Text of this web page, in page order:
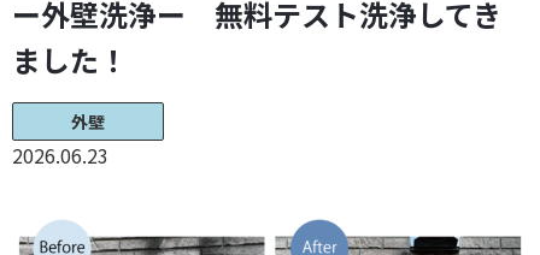
ー外壁洗浄ー 無料テスト洗浄してき
ました！
外壁
2026.06.23